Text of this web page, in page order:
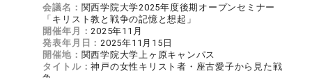
会議名： 関西学院大学2025年度後期オープンセミナー
「キリスト教と戦争の記憶と想起」
開催年月：2025年11月
発表年月日：2025年11月15日
開催地： 関西学院大学上ヶ原キャンパス
タイトル：神戸の女性キリスト者・座古愛子から見た戦